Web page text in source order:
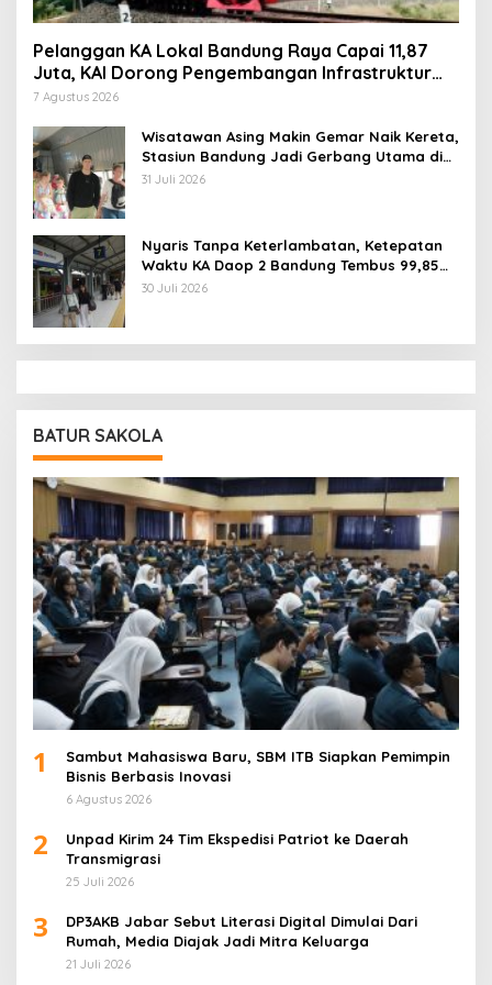
Pelanggan KA Lokal Bandung Raya Capai 11,87
Juta, KAI Dorong Pengembangan Infrastruktur
Berbasis Kebutuhan
7 Agustus 2026
Wisatawan Asing Makin Gemar Naik Kereta,
Stasiun Bandung Jadi Gerbang Utama di
Jawa Barat
31 Juli 2026
Nyaris Tanpa Keterlambatan, Ketepatan
Waktu KA Daop 2 Bandung Tembus 99,85
Persen
30 Juli 2026
BATUR SAKOLA
1
Sambut Mahasiswa Baru, SBM ITB Siapkan Pemimpin
Bisnis Berbasis Inovasi
6 Agustus 2026
2
Unpad Kirim 24 Tim Ekspedisi Patriot ke Daerah
Transmigrasi
25 Juli 2026
3
DP3AKB Jabar Sebut Literasi Digital Dimulai Dari
Rumah, Media Diajak Jadi Mitra Keluarga
21 Juli 2026